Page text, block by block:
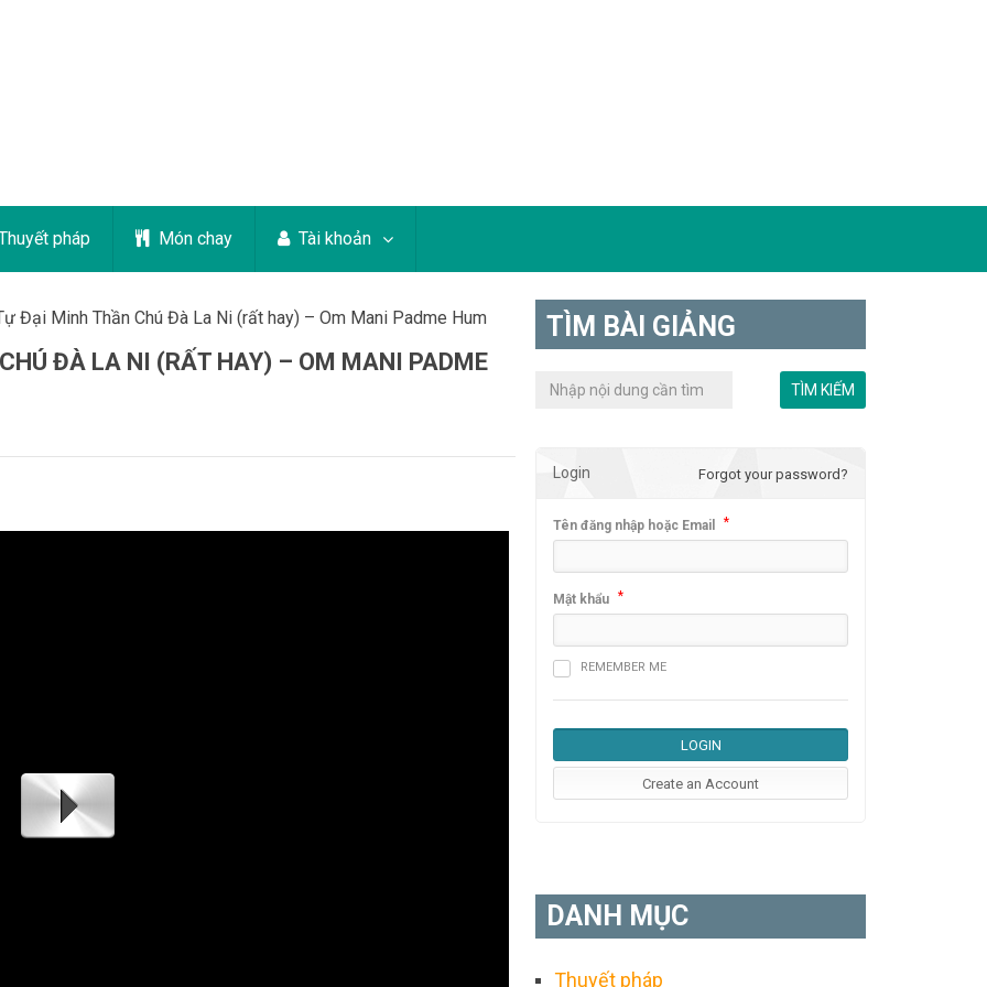
pháp Món chay Tài khoản
Đại Minh Thần Chú Đà La Ni (rất hay) – Om Mani Padme Hum
ĐÀ LA NI (RẤT HAY) – OM MANI PADME
TÌM BÀI GIẢNG
Login Forgot your password?
Tên đăng nhập hoặc Email *
Mật khẩu *
REMEMBER ME
DANH MỤC
Thuyết pháp